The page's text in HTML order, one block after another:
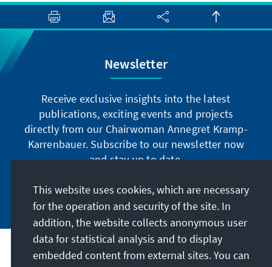
Newsletter
Receive exclusive insights into the latest
publications, exciting events and projects
directly from our Chairwoman Annegret Kramp-
Karrenbauer. Subscribe to our newsletter now
and stay up to date.
Subscribe now
Our mission
This website uses cookies, which are necessary
for the operation and security of the site. In
addition, the website collects anonymous user
data for statistical analysis and to display
embedded content from external sites. You can